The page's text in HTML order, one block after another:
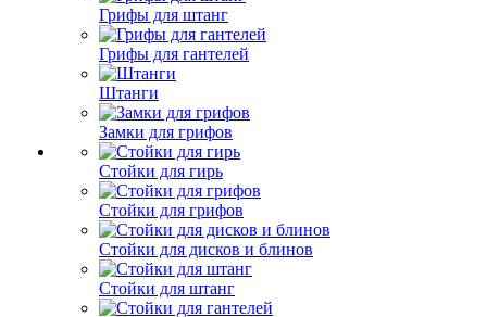
Грифы для штанг
Грифы для гантелей
Штанги
Замки для грифов
Стойки для гирь
Стойки для грифов
Стойки для дисков и блинов
Стойки для штанг